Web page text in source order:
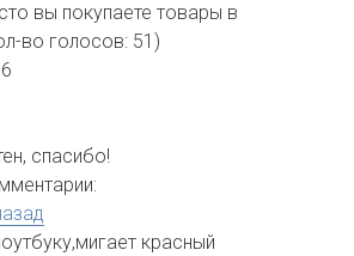
вы покупаете товары в
во голосов: 51)
спасибо!
красный